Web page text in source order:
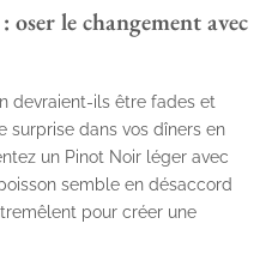
oser le changement avec
devraient-ils être fades et
surprise dans vos dîners en
un Pinot Noir léger avec
semble en désaccord
pour créer une